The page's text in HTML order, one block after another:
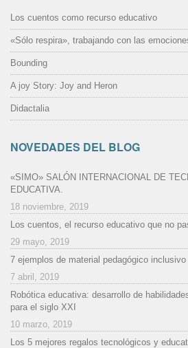
Los cuentos como recurso educativo
«Sólo respira», trabajando con las
Bounding
A joy Story: Joy and Heron
Didactalia
NOVEDADES DEL BLOG
«SIMO» SALÓN INTERNACIONAL DE
EDUCATIVA.
18 noviembre, 2019
Los cuentos, el recurso educativo que no
29 mayo, 2019
7 ejemplos de material pedagógico inclusivo
7 abril, 2019
Robótica educativa: desarrollo de
para el siglo XXI
10 marzo, 2019
Los 5 mejores regalos tecnológicos y